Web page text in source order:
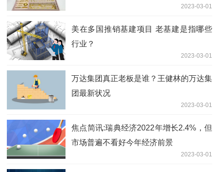
2023-03-01
美在多国推销基建项目 老基建是指哪些
行业？
2023-03-01
万达集团真正老板是谁？王健林的万达集
团最新状况
2023-03-01
焦点简讯:瑞典经济2022年增长2.4%，但
市场普遍不看好今年经济前景
2023-03-01